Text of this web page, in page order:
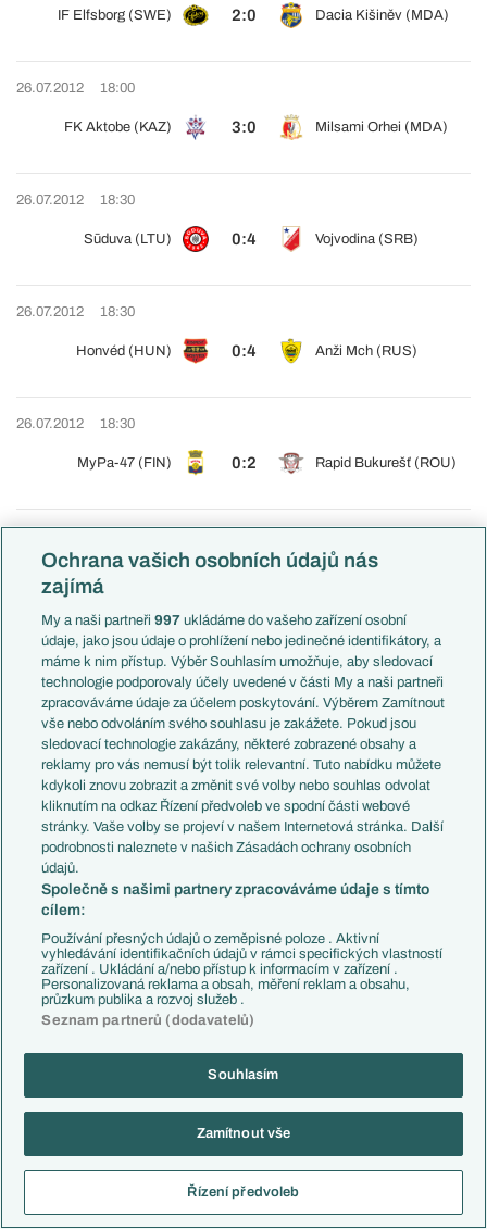
IF Elfsborg (SWE) 2:0 Dacia Kišiněv (MDA)
26.07.2012 18:00
FK Aktobe (KAZ) 3:0 Milsami Orhei (MDA)
26.07.2012 18:30
Sūduva (LTU) 0:4 Vojvodina (SRB)
26.07.2012 18:30
Honvéd (HUN) 0:4 Anži Mch (RUS)
26.07.2012 18:30
MyPa-47 (FIN) 0:2 Rapid Bukurešť (ROU)
SV Ried (AUT) Šachtër S. (BLR)
26.07.2012 19:00
CSKA Sofia (BUL) 1:1 ND Mura 05 (SLO)
26.07.2012 19:00
Asteras Tripolis (GRE) 2:1p Inter Baku (AZE)
26.07.2012
Kalmar FF (SWE)
26.07.2012 19:00
Tromsø IL (NOR) 1:0e
26.07.2012 19:00
3:0
Ochrana vašich osobních údajů nás
zajímá
My a naši partneři997 ukládáme do vašeho zařízení osobní
údaje, jako jsou údaje o prohlížení nebo jedinečné identifikátory, a
máme k nim přístup. Výběr Souhlasím umožňuje, aby sledovací
technologie podporovaly účely uvedené v části My a naši partneři
zpracováváme údaje za účelem poskytování. Výběrem Zamítnout
vše nebo odvoláním svého souhlasu je zakážete. Pokud jsou
sledovací technologie zakázány, některé zobrazené obsahy a
reklamy pro vás nemusí být tolik relevantní. Tuto nabídku můžete
kdykoli znovu zobrazit a změnit své volby nebo souhlas odvolat
kliknutím na odkaz Řízení předvoleb ve spodní části webové
stránky. Vaše volby se projeví v našem Internetová stránka. Další
podrobnosti naleznete v našich Zásadách ochrany osobních
údajů.
Společně s našimi partnery zpracováváme údaje s tímto
cílem:
Používání přesných údajů o zeměpisné poloze . Aktivní
vyhledávání identifikačních údajů v rámci specifických vlastností
zařízení . Ukládání a/nebo přístup k informacím v zařízení .
Personalizovaná reklama a obsah, měření reklam a obsahu,
průzkum publika a rozvoj služeb .
Seznam partnerů (dodavatelů)
Souhlasím
Zamítnout vše
Řízení předvoleb